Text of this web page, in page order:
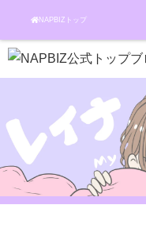
NAPBIZトップ